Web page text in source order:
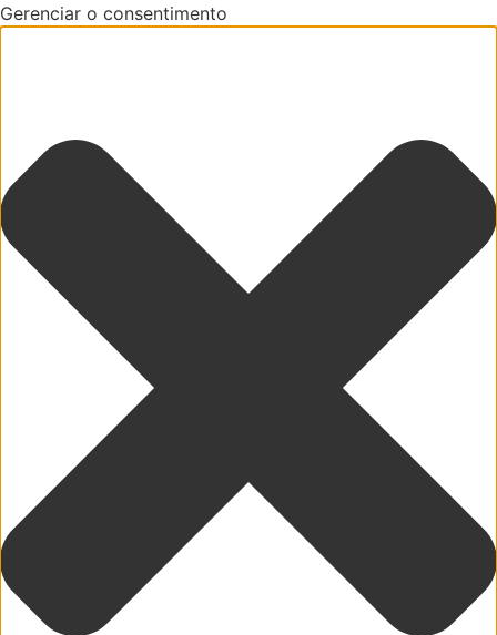
Gerenciar o consentimento